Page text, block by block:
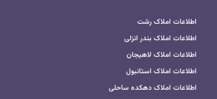
اطلاعات املاک رشت
اطلاعات املاک بندر انزلی
اطلاعات املاک لاهیجان
اطلاعات املاک استانبول
اطلاعات املاک دهکده ساحلی